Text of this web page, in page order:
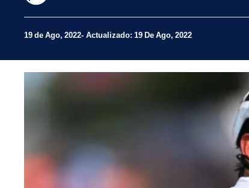
19 de Ago, 2022 Actualizado: 19 De Ago, 2022